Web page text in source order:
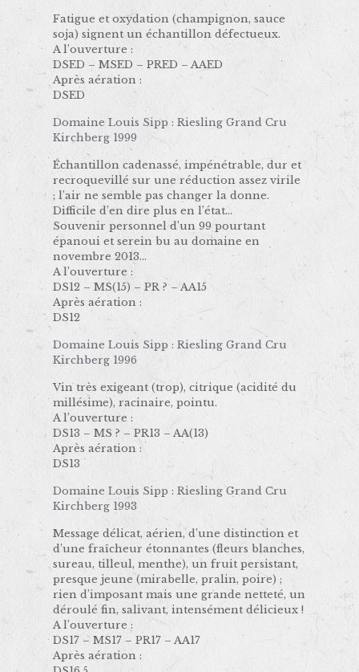
Fatigue et oxydation (champignon, sauce
soja) signent un échantillon défectueux.
A l’ouverture :
DSED – MSED – PRED – AAED
Après aération :
DSED
Domaine Louis Sipp : Riesling Grand Cru
Kirchberg 1999
Échantillon cadenassé, impénétrable, dur et
recroquevillé sur une réduction assez virile
; l’air ne semble pas changer la donne.
Difficile d’en dire plus en l’état…
Souvenir personnel d’un 99 pourtant
épanoui et serein bu au domaine en
novembre 2013…
A l’ouverture :
DS12 – MS(15) – PR ? – AA15
Après aération :
DS12
Domaine Louis Sipp : Riesling Grand Cru
Kirchberg 1996
Vin très exigeant (trop), citrique (acidité du
millésime), racinaire, pointu.
A l’ouverture :
DS13 – MS ? – PR13 – AA(13)
Après aération :
DS13
Domaine Louis Sipp : Riesling Grand Cru
Kirchberg 1993
Message délicat, aérien, d’une distinction et
d’une fraîcheur étonnantes (fleurs blanches,
sureau, tilleul, menthe), un fruit persistant,
presque jeune (mirabelle, pralin, poire) ;
rien d’imposant mais une grande netteté, un
déroulé fin, salivant, intensément délicieux !
A l’ouverture :
DS17 – MS17 – PR17 – AA17
Après aération :